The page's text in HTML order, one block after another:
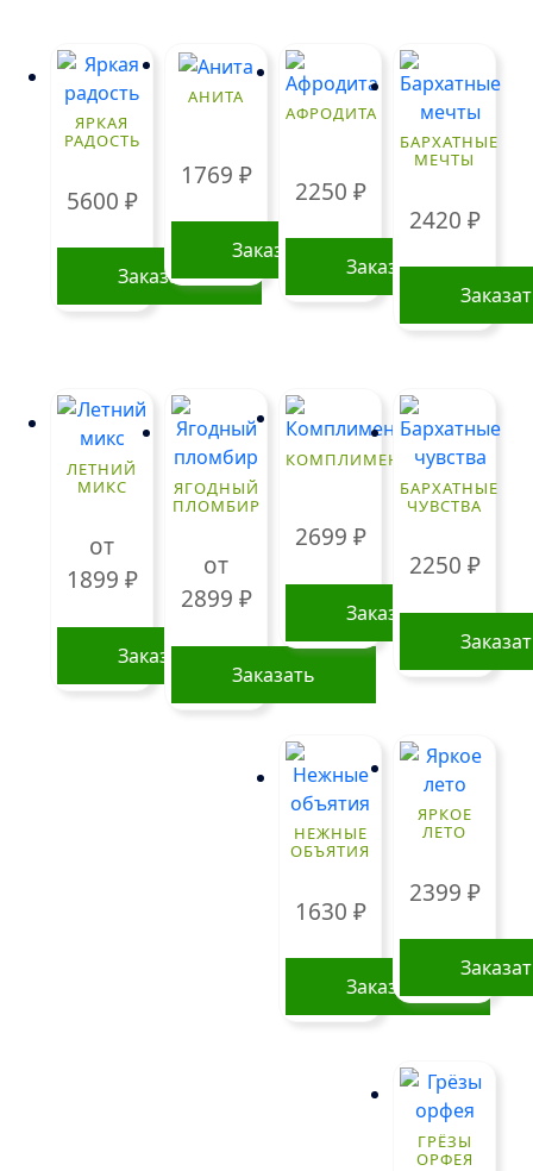
Опции
можно
на
ЯРКАЯ
РАДОСТЬ
5600 ₽
Заказать
АНИТА
1769 ₽
Заказать
АФРОДИТА
2250 ₽
Заказать
БАРХАТНЫЕ
МЕЧТЫ
2420 ₽
ЛЕТНИЙ
МИКС
от
1899 ₽
Заказать
ЯГОДНЫЙ
ПЛОМБИР
от
2899 ₽
Заказать
имеет
несколько
вариаций.
КОМПЛИМЕНТ
2699 ₽
Заказать
БАРХАТНЫЕ
ЧУВСТВА
2250 ₽
НЕЖНЫЕ
ОБЪЯТИЯ
1630 ₽
Заказать
ЯРКОЕ
ЛЕТО
2399 ₽
ГРЁЗЫ
ОРФЕЯ